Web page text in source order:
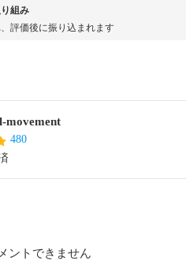
組み
評価後に振り込まれます
movement
480
ントできません